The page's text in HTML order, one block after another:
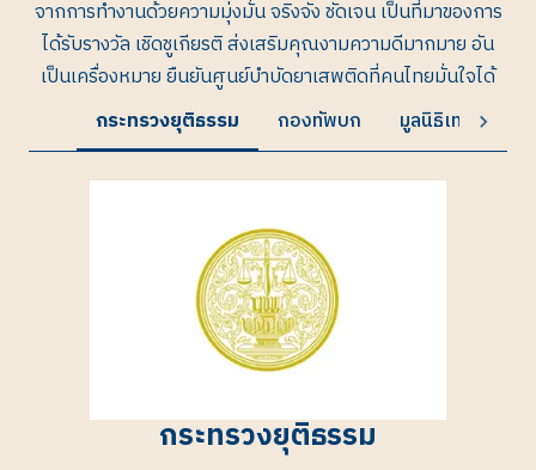
จากการทำงานด้วยความมุ่งมั่น จริงจัง ชัดเจน เป็นที่มาของการ
ได้รับรางวัล เชิดชูเกียรติ ส่งเสริมคุณงามความดีมากมาย อัน
เป็นเครื่องหมาย ยืนยันศูนย์บำบัดยาเสพติดที่คนไทยมั่นใจได้
กระทรวงยุติธรรม
กองทัพบก มูลนิธิเทวฤทธิ์
กระทรวงยุติธรรม